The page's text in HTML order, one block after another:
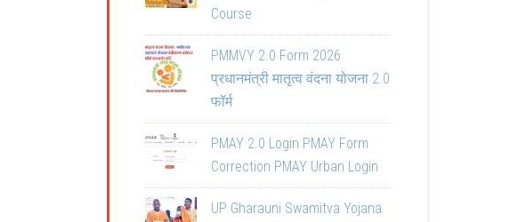
Course
PMMVY 2.0 Form 2026
प्रधानमंत्री मातृत्व वंदना योजना 2.0
फॉर्म
PMAY 2.0 Login PMAY Form
Correction PMAY Urban Login
UP Gharauni Swamitva Yojana